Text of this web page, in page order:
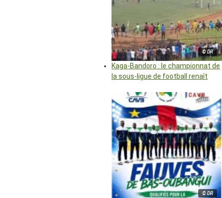
© DR
Kaga-Bandoro : le championnat de
la sous-ligue de football renaît
© DR